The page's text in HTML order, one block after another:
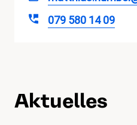
079 580 14 09
Aktuelles